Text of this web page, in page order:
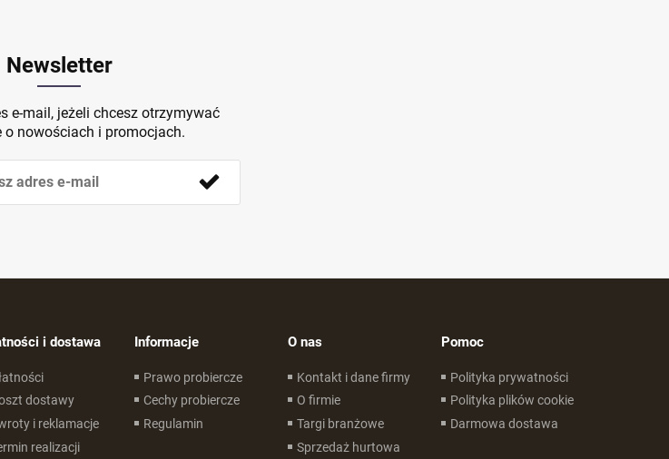
Newsletter
e-mail, jeżeli chcesz otrzymywać
o nowościach i promocjach.
i dostawa
dostawy
i reklamacje
realizacji
Informacje
Prawo probiercze
Cechy probiercze
Regulamin
O nas
Kontakt i dane firmy
O firmie
Targi branżowe
Sprzedaż hurtowa
Pomoc
Polityka prywatności
Polityka plików cookie
Darmowa dostawa